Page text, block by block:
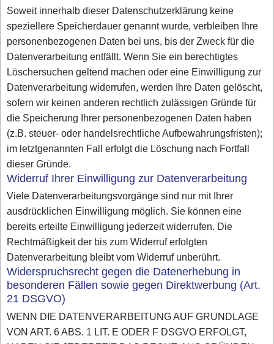
Soweit innerhalb dieser Datenschutzerklärung keine
speziellere Speicherdauer genannt wurde, verbleiben Ihre
personenbezogenen Daten bei uns, bis der Zweck für die
Datenverarbeitung entfällt. Wenn Sie ein berechtigtes
Löschersuchen geltend machen oder eine Einwilligung zur
Datenverarbeitung widerrufen, werden Ihre Daten gelöscht,
sofern wir keinen anderen rechtlich zulässigen Gründe für
die Speicherung Ihrer personenbezogenen Daten haben
(z.B. steuer- oder handelsrechtliche Aufbewahrungsfristen);
im letztgenannten Fall erfolgt die Löschung nach Fortfall
dieser Gründe.
Widerruf Ihrer Einwilligung zur Datenverarbeitung
Viele Datenverarbeitungsvorgänge sind nur mit Ihrer
ausdrücklichen Einwilligung möglich. Sie können eine
bereits erteilte Einwilligung jederzeit widerrufen. Die
Rechtmäßigkeit der bis zum Widerruf erfolgten
Datenverarbeitung bleibt vom Widerruf unberührt.
Widerspruchsrecht gegen die Datenerhebung in
besonderen Fällen sowie gegen Direktwerbung (Art.
21 DSGVO)
WENN DIE DATENVERARBEITUNG AUF GRUNDLAGE
VON ART. 6 ABS. 1 LIT. E ODER F DSGVO ERFOLGT,